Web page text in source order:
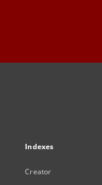
Indexes
Creator